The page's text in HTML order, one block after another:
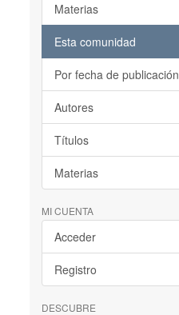
Materias
Esta comunidad
Por fecha de publicación
Autores
Títulos
Materias
MI CUENTA
Acceder
Registro
DESCUBRE